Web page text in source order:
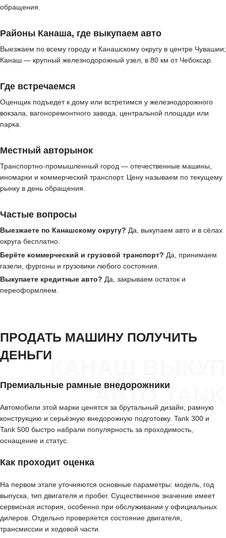
обращения.
Районы Канаша, где выкупаем авто
Выезжаем по всему городу и Канашскому округу в центре Чувашии;
Канаш — крупный железнодорожный узел, в 80 км от Чебоксар.
Где встречаемся
Оценщик подъедет к дому или встретимся у железнодорожного
вокзала, вагоноремонтного завода, центральной площади или
парка.
Местный авторынок
Транспортно-промышленный город — отечественные машины,
иномарки и коммерческий транспорт. Цену называем по текущему
рынку в день обращения.
Частые вопросы
Выезжаете по Канашскому округу? Да, выкупаем авто и в сёлах
округа бесплатно.
Берёте коммерческий и грузовой транспорт? Да, принимаем
газели, фургоны и грузовики любого состояния.
Выкупаете кредитные авто? Да, закрываем остаток и
переоформляем.
КАНАШ ВЫКУП
АВТО TANK
ПРОДАТЬ МАШИНУ ПОЛУЧИТЬ
ДЕНЬГИ
Премиальные рамные внедорожники
Автомобили этой марки ценятся за брутальный дизайн, рамную
конструкцию и серьёзную внедорожную подготовку. Tank 300 и
Tank 500 быстро набрали популярность за проходимость,
оснащение и статус.
Как проходит оценка
На первом этапе уточняются основные параметры: модель, год
выпуска, тип двигателя и пробег. Существенное значение имеет
сервисная история, особенно при обслуживании у официальных
дилеров. Отдельно проверяется состояние двигателя,
трансмиссии и ходовой части.